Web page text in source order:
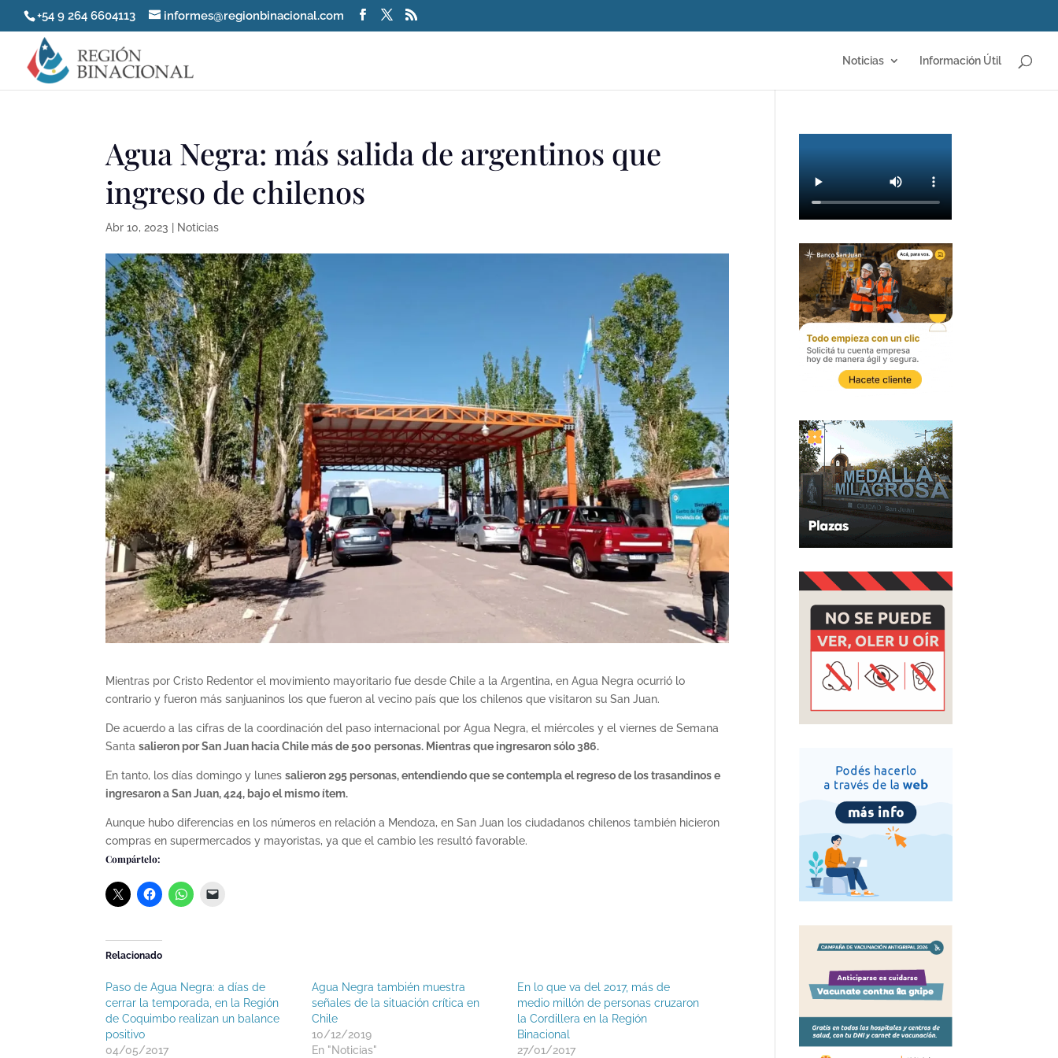
+54 9 264 6604113 informes@regionbinacional.com
Noticias Información Útil
Agua Negra: más salida de argentinos que
ingreso de chilenos
Abr 10, 2023 Noticias
Mientras por Cristo Redentor el movimiento mayoritario fue desde Chile a la Argentina, en Agua Negra ocurrió lo
contrario y fueron más sanjuaninos los que fueron al vecino país que los chilenos que visitaron su San Juan.
De acuerdo a las cifras de la coordinación del paso internacional por Agua Negra, el miércoles y el viernes de Semana
Santasalieron por San Juan hacia Chile más de 500 personas. Mientras que ingresaron sólo 386.
En tanto, los días domingo y lunessalieron 295 personas, entendiendo que se contempla el regreso de los trasandinos e
ingresaron a San Juan, 424, bajo el mismo ítem.
Aunque hubo diferencias en los números en relación a Mendoza, en San Juan los ciudadanos chilenos también hicieron
compras en supermercados y mayoristas, ya que el cambio les resultó favorable.
Compártelo:
Relacionado
Paso de Agua Negra: a días de
cerrar la temporada, en la Región
de Coquimbo realizan un balance
positivo
04/05/2017
Agua Negra también muestra
señales de la situación crítica en
Chile
10/12/2019
En "Noticias"
En lo que va del 2017, más de
medio millón de personas cruzaron
la Cordillera en la Región
Binacional
27/01/2017